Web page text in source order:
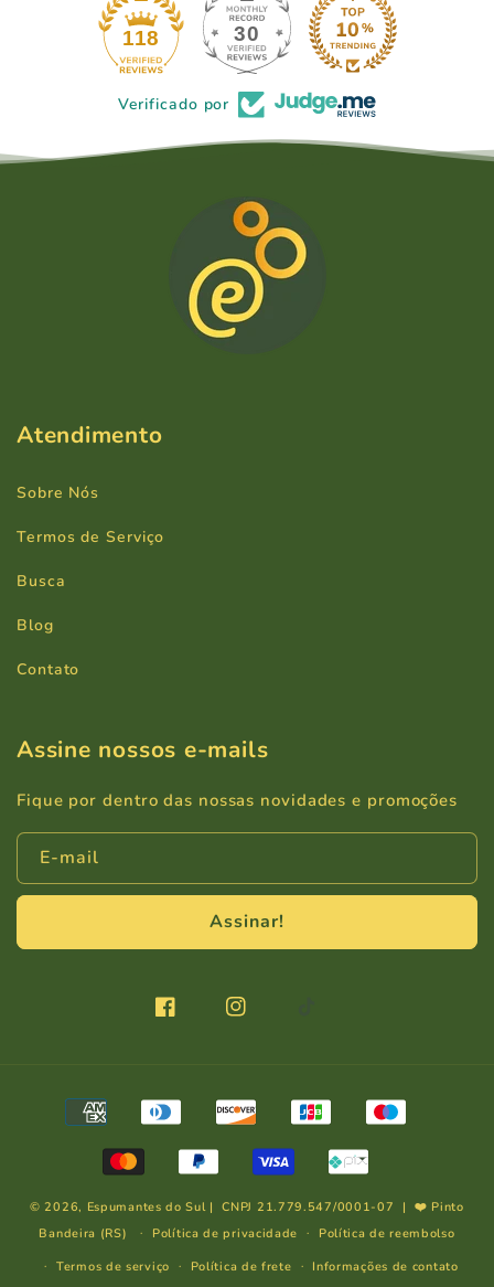
118 30
Verificado por
Atendimento
Sobre Nós
Termos de Serviço
Busca
Blog
Contato
Assine nossos e-mails
Fique por dentro das nossas novidades e promoções
E-mail
Assinar!
FacebookInstagram
Formas
pagamento
© 2026, Espumantes do Sul | CNPJ 21.779.547/0001-07 | ❤️ Pinto
Bandeira (RS)
Política de privacidade
Política de reembolso
Termos de serviço
Política de frete Informações de contato